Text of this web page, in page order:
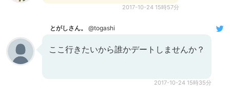
2017-10-24 15時57分
とがしさん。 @togashi
ここ行きたいから誰かデートしませんか？
2017-10-24 15時35分